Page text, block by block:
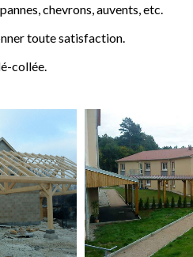
chevrons, auvents, etc.
toute satisfaction.
collée.